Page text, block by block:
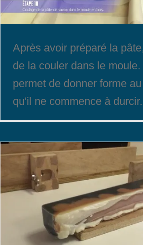
Après avoir préparé la
de la couler dans le
permet de donner forme
qu'il ne commence à